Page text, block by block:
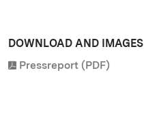
DOWNLOAD AND IMAGES
Pressreport (PDF)